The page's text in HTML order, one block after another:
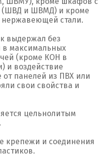
(ШВД и ШВМД) и кроме
стали.
выдержал без
в максимальных
(кроме КОН в
и воздействие
от панелей из ПВХ или
свои свойства и
цельнолитым
крепежи и соединения